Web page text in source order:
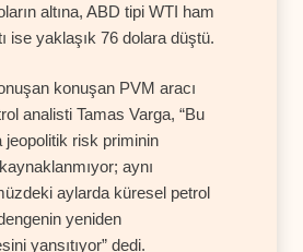
altına, ABD tipi WTI ham
ise yaklaşık 76 dolara düştü.
konuşan PVM aracı
analisti Tamas Varga, “Bu
jeopolitik risk priminin
aynı
aylarda küresel petrol
yeniden
yansıtıyor” dedi.